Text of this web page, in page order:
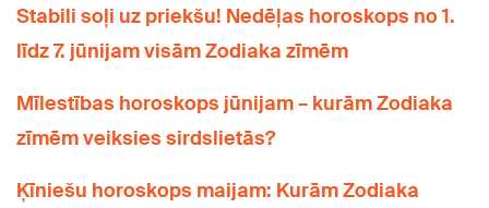
Stabili soļi uz priekšu! Nedēļas horoskops no 1.
līdz 7. jūnijam visām Zodiaka zīmēm
Mīlestības horoskops jūnijam – kurām Zodiaka
zīmēm veiksies sirdslietās?
Ķīniešu horoskops maijam: Kurām Zodiaka